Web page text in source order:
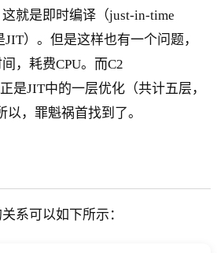
就是即时编译（just-in-time
）。但是这样也有一个问题，
，耗费CPU。而C2
是JIT中的一层优化（共计五层，
以，罪魁祸首找到了。
系可以如下所示：